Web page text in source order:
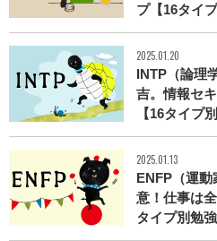
プ【16タイ
2025.01.20
INTP（論理
吉。情報セ
【16タイプ
2025.01.13
ENFP（運
意！仕事は
タイプ別勉強